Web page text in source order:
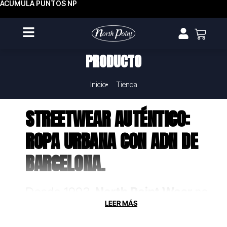
ACUMULA PUNTOS NP
PRODUCTO
Inicio Tienda
STREETWEAR AUTÉNTICO:
ROPA URBANA CON ADN DE
BARCELONA.
solo fabrica ropa, crea uniformes